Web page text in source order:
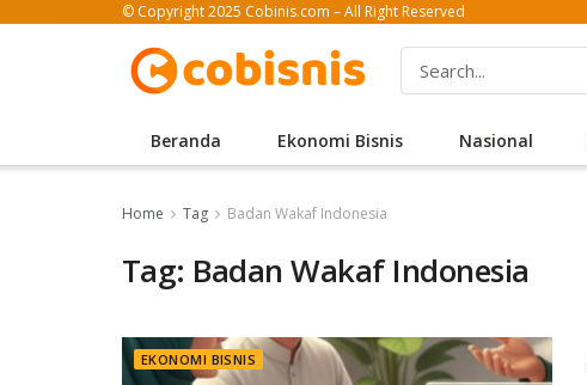
© Copyright 2025 Cobinis.com – All Right Reserved
Beranda Ekonomi Bisnis Nasional
Home Tag Badan Wakaf Indonesia
Tag: Badan Wakaf Indonesia
EKONOMI BISNIS